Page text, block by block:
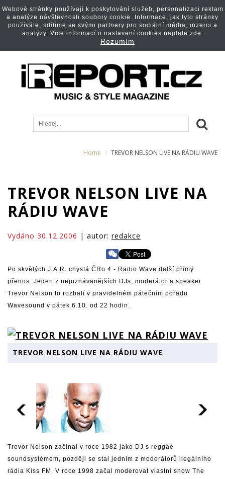
Home TREVOR NELSON LIVE NA RÁDIU WAVE
TREVOR NELSON LIVE NA
RÁDIU WAVE
Vydáno 30.12.2006 | autor: redakce
Po skvělých J.A.R. chystá ČRo 4 - Radio Wave další přímý
přenos. Jeden z nejuznávanějších DJs, moderátor a speaker
Trevor Nelson to rozbalí v pravidelném pátečním pořadu
Wavesound v pátek 6.10. od 22 hodin.
TREVOR NELSON LIVE NA RÁDIU WAVE
Trevor Nelson začínal v roce 1982 jako DJ s reggae
soundsystémem, později se stal jedním z moderátorů ilegálního
rádia Kiss FM. V roce 1998 začal moderovat vlastní show The
Webové stránky používají k poskytování služeb, personalizaci reklam
a analýze návštěvnosti soubory cookie. Informace, jak tyto stránky
používáte, sdílíme se svými partnery pro sociální média, inzerci a
analýzy. Více informací o nastavení cookies najdete zde.
Rozumím